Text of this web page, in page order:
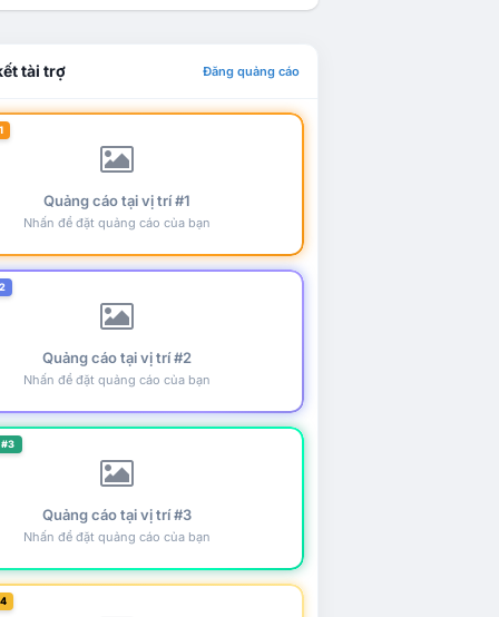
tài trợ Đăng quảng cáo
Quảng cáo tại vị trí #1
Nhấn để đặt quảng cáo của bạn
Quảng cáo tại vị trí #2
Nhấn để đặt quảng cáo của bạn
Quảng cáo tại vị trí #3
Nhấn để đặt quảng cáo của bạn